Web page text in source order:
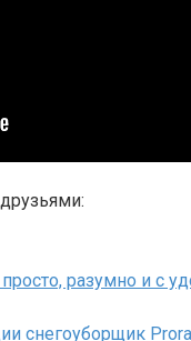
разумно и с
снегоуборщик